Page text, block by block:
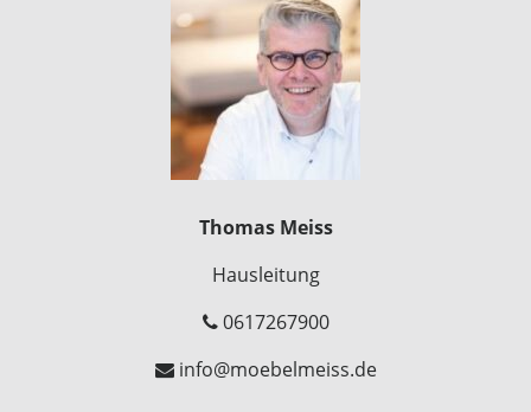
Thomas Meiss
Hausleitung
0617267900
info@moebelmeiss.de